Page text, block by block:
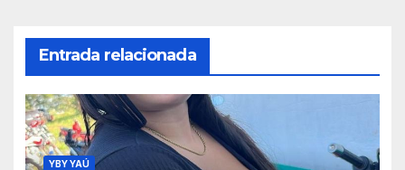
Entrada relacionada
YBY YAÚ